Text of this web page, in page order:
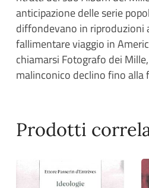
anticipazione delle serie
diffondevano in riproduzioni
fallimentare viaggio in
chiamarsi Fotografo dei
malinconico declino fino alla
Prodotti